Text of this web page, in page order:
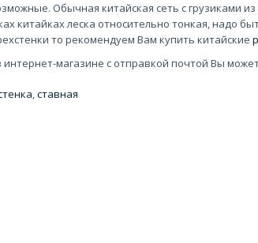
Обычная китайская сеть с грузиками из
китайках леска относительно тонкая, надо
то рекомендуем Вам купить китайские
магазине с отправкой почтой Вы
,ставная